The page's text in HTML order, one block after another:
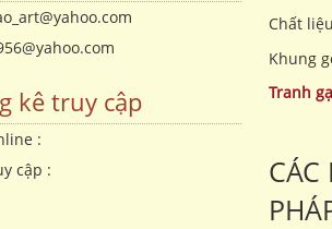
Chất
Khung
Tranh
kê truy cập
:
cập :